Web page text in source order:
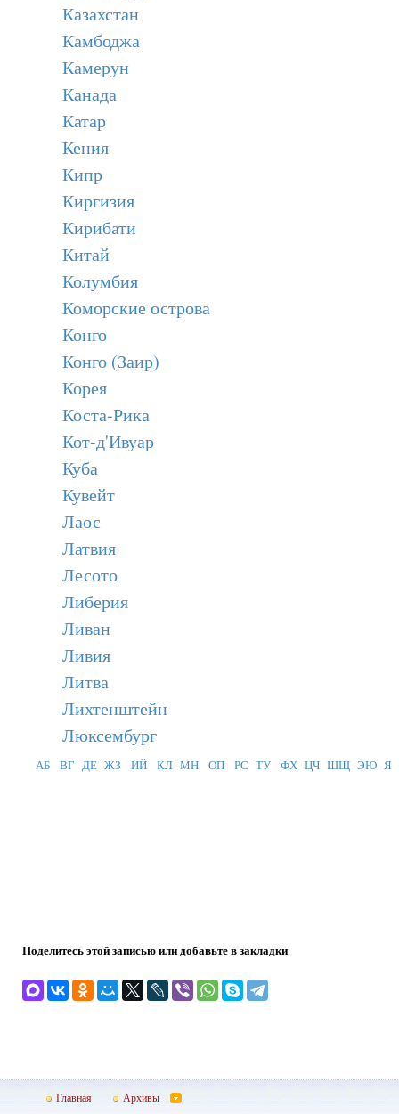
Казахстан
Камбоджа
Камерун
Канада
Катар
Кения
Кипр
Киргизия
Кирибати
Китай
Колумбия
Коморские острова
Конго
Конго (Заир)
Корея
Коста-Рика
Кот-д'Ивуар
Куба
Кувейт
Лаос
Латвия
Лесото
Либерия
Ливан
Ливия
Литва
Лихтенштейн
Люксембург
АБ ВГ ДЕ ЖЗ ИЙ КЛ МН ОП РС ТУ ФХ ЦЧ ШЩ ЭЮ Я
Поделитесь этой записью или добавьте в закладки
Главная Архивы